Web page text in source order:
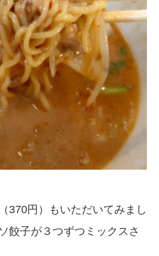
370円）もいただいてみまし
餃子が３つずつミックスさ